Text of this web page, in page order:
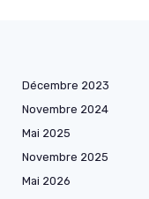
Décembre 2023
Novembre 2024
Mai 2025
Novembre 2025
Mai 2026